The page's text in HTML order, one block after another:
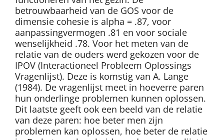
betrouwbaarheid van de GOS voor de
dimensie cohesie is alpha = .87, voor
aanpassingvermogen .81 en voor sociale
wenselijkheid .78. Voor het meten van de
relatie van de ouders werd gekozen voor de
IPOV (Interactioneel Probleem Oplossings
Vragenlijst). Deze is komstig van A. Lange
(1984). De vragenlijst meet in hoeverre paren
hun onderlinge problemen kunnen oplossen.
Dit laatste geeft ook een beeld van de relatie
van deze paren: hoe beter men zijn
problemen kan oplossen, hoe beter de relatie